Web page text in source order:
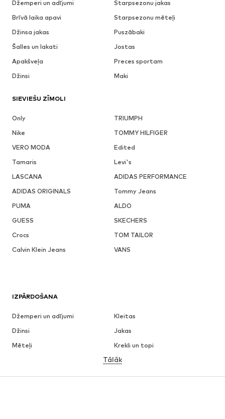
Džemperi un adījumi
Starpsezonu jakas
Brīvā laika apavi
Starpsezonu mēteļi
Džinsa jakas
Puszābaki
Šalles un lakati
Jostas
Apakšveļa
Preces sportam
Džinsi
Maki
SIEVIEŠU ZĪMOLI
Only
TRIUMPH
Nike
TOMMY HILFIGER
VERO MODA
Edited
Tamaris
Levi's
LASCANA
ADIDAS PERFORMANCE
ADIDAS ORIGINALS
Tommy Jeans
PUMA
ALDO
GUESS
SKECHERS
Crocs
TOM TAILOR
Calvin Klein Jeans
VANS
IZPĀRDOŠANA
Džemperi un adījumi
Kleitas
Džinsi
Jakas
Mēteļi
Krekli un topi
Apakšveļa
Svārki
Blūzes un tunikas
Tālāk